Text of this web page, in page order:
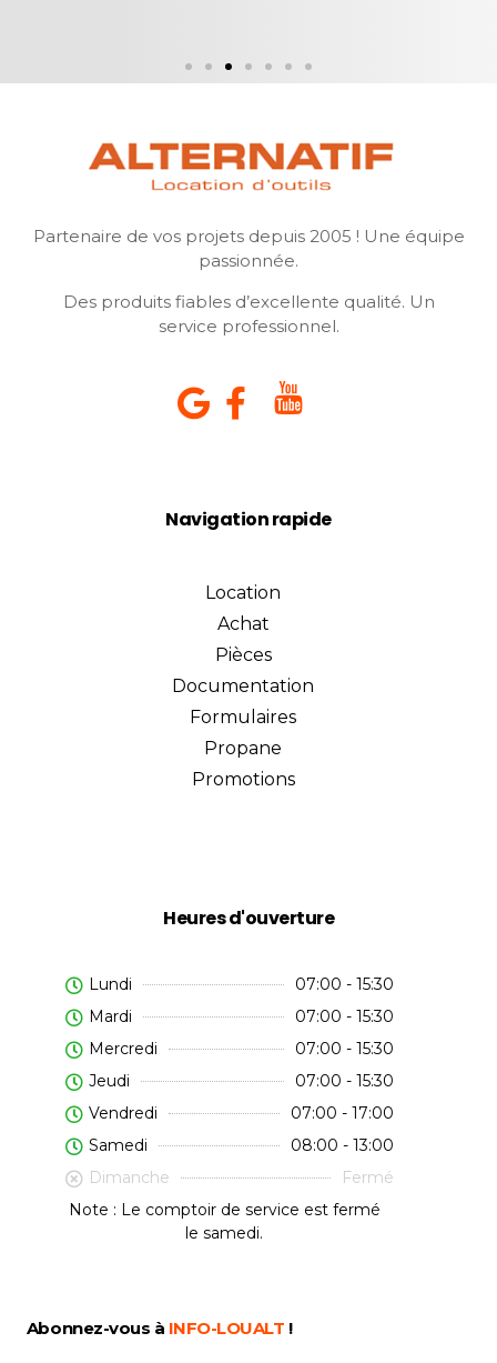
Partenaire de vos projets depuis 2005 ! Une équipe
passionnée.
Des produits fiables d’excellente qualité. Un
service professionnel.
Navigation rapide
Location
Achat
Pièces
Documentation
Formulaires
Propane
Promotions
Heures d'ouverture
Lundi
07:00 - 15:30
Mardi
07:00 - 15:30
Mercredi
07:00 - 15:30
Jeudi
07:00 - 15:30
Vendredi
07:00 - 17:00
Samedi
08:00 - 13:00
Dimanche
Fermé
Note : Le comptoir de service est fermé
le samedi.
Abonnez-vous à INFO-LOUALT !